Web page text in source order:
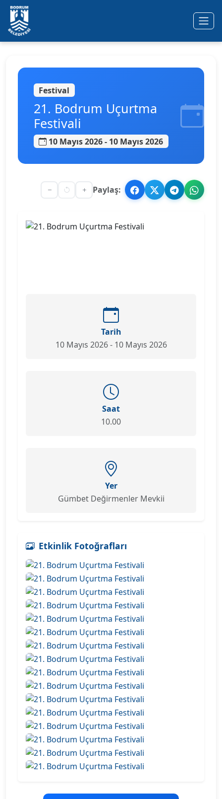
Ana içeriğe geç
Festival
21. Bodrum Uçurtma
Festivali
10 Mayıs 2026 - 10 Mayıs 2026
Paylaş:
Tarih
10 Mayıs 2026 - 10 Mayıs 2026
Saat
10.00
Yer
Gümbet Değirmenler Mevkii
Etkinlik Fotoğrafları